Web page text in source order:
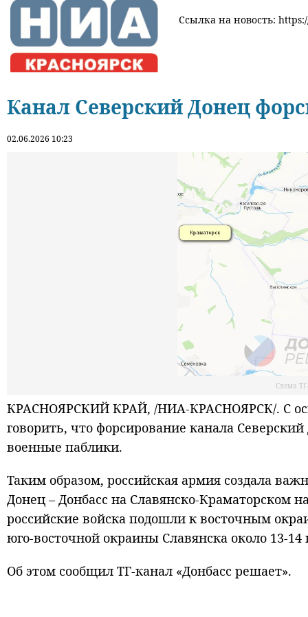
Ссылка на новость:
Канал Северский Донец
02.06.2026 10:23
Схема
КРАСНОЯРСКИЙ КРАЙ, /НИА-КРАСНОЯРСК/. С
говорить, что форсирование канала
военные паблики.
Таким образом, российская армия создала
Донец – Донбасс на Славянско-Краматорском
российские войска подошли к восточным
юго-восточной окраины Славянска около 13-14
Об этом сообщил ТГ-канал «Донбасс решает».